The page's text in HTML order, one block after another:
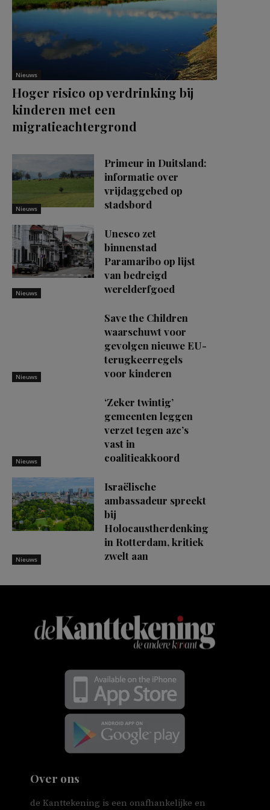
Nieuws
Hoger risico op verdrinking bij
kinderen met een
migratieachtergrond
Nieuws
Primeur in Duitsland:
informatie over
vrijdaggebed op
stadsbord
Nieuws
Unesco zet
binnenstad
Paramaribo op lijst
van bedreigd
werelderfgoed
Nieuws
Save the Children
waarschuwt voor
gevolgen nieuwe EU-
terugkeerregels
voor kinderen
Nieuws
‘Zeker twintig’
gemeenten leggen
verzet tegen azc’s
vast in
coalitieakkoord
Nieuws
Israëlische
ambassadeur spreekt
bij
Holocaustherdenking
in Rotterdam, kritiek
zwelt aan
Over ons
de Kanttekening is een onafhankelijke en